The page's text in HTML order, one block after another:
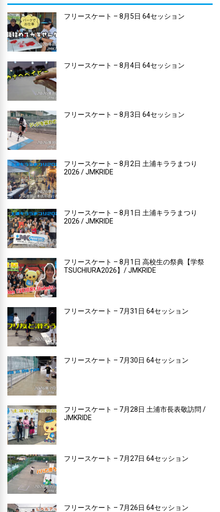
フリースケート – 8月5日 64セッション
フリースケート – 8月4日 64セッション
フリースケート – 8月3日 64セッション
フリースケート – 8月2日 土浦キララまつり
2026 / JMKRIDE
フリースケート – 8月1日 土浦キララまつり
2026 / JMKRIDE
フリースケート – 8月1日 高校生の祭典【学祭
TSUCHIURA2026】/ JMKRIDE
フリースケート – 7月31日 64セッション
フリースケート – 7月30日 64セッション
フリースケート – 7月28日 土浦市長表敬訪問 /
JMKRIDE
フリースケート – 7月27日 64セッション
フリースケート – 7月26日 64セッション